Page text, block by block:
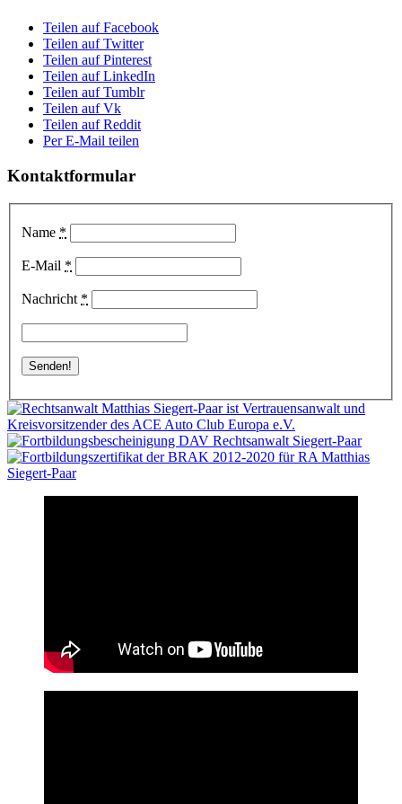
Teilen auf Facebook
Teilen auf Twitter
Teilen auf Pinterest
Teilen auf LinkedIn
Teilen auf Tumblr
Teilen auf Vk
Teilen auf Reddit
Per E-Mail teilen
Kontaktformular
Name *
E-Mail *
Nachricht *